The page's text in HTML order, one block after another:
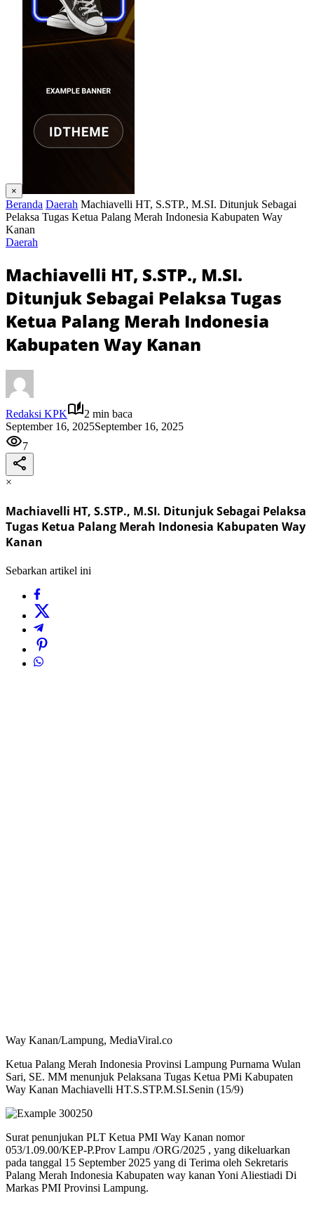
×
Beranda Daerah Machiavelli HT, S.STP., M.SI. Ditunjuk Sebagai
Pelaksa Tugas Ketua Palang Merah Indonesia Kabupaten Way
Kanan
Daerah
Machiavelli HT, S.STP., M.SI.
Ditunjuk Sebagai Pelaksa Tugas
Ketua Palang Merah Indonesia
Kabupaten Way Kanan
Redaksi KPK
2 min baca
September 16, 2025September 16, 2025
7
×
Machiavelli HT, S.STP., M.SI. Ditunjuk Sebagai Pelaksa
Tugas Ketua Palang Merah Indonesia Kabupaten Way
Kanan
Sebarkan artikel ini
Way Kanan/Lampung, MediaViral.co
Ketua Palang Merah Indonesia Provinsi Lampung Purnama Wulan
Sari, SE. MM menunjuk Pelaksana Tugas Ketua PMi Kabupaten
Way Kanan Machiavelli HT.S.STP.M.SI.Senin (15/9)
Surat penunjukan PLT Ketua PMI Way Kanan nomor
053/1.09.00/KEP-P.Prov Lampu /ORG/2025 , yang dikeluarkan
pada tanggal 15 September 2025 yang di Terima oleh Sekretaris
Palang Merah Indonesia Kabupaten way kanan Yoni Aliestiadi Di
Markas PMI Provinsi Lampung.